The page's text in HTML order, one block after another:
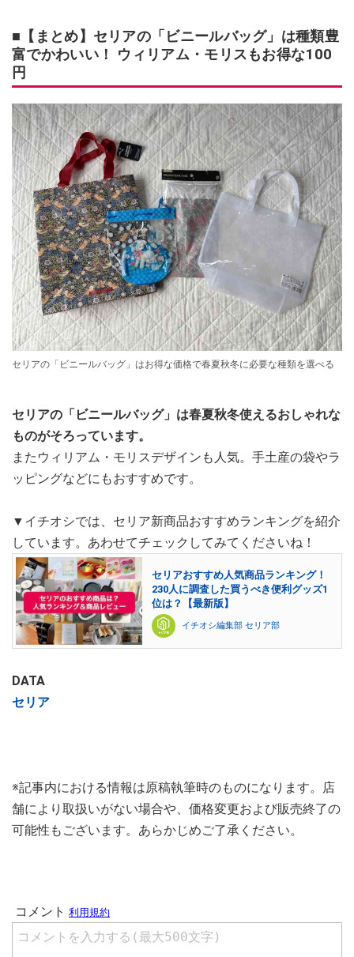
■【まとめ】セリアの「ビニールバッグ」は種類豊
富でかわいい！ ウィリアム・モリスもお得な100
円
セリアの「ビニールバッグ」はお得な価格で春夏秋冬に必要な種類を選べる
セリアの「ビニールバッグ」は春夏秋冬使えるおしゃれな
ものがそろっています。
またウィリアム・モリスデザインも人気。手土産の袋やラ
ッピングなどにもおすすめです。
▼イチオシでは、セリア新商品おすすめランキングを紹介
しています。あわせてチェックしてみてくださいね！
セリアおすすめ人気商品ランキング！
230人に調査した買うべき便利グッズ1
位は？【最新版】
イチオシ編集部 セリア部
DATA
セリア
※記事内における情報は原稿執筆時のものになります。店
舗により取扱いがない場合や、価格変更および販売終了の
可能性もございます。あらかじめご了承ください。